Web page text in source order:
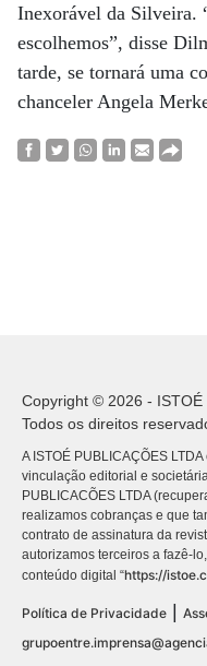
Inexorável da Silveira.
escolhemos”, disse
tarde, se tornará uma
chanceler Angela
Copyright © 2026 - ISTOÉ
Todos os direitos
A ISTOÉ PUBLICAÇÕES
vinculação editorial e
PUBLICACÕES LTDA
realizamos cobranças e que
contrato de assinatura da
autorizamos terceiros a fazê-
conteúdo digital “https://
Política de Privacidade |